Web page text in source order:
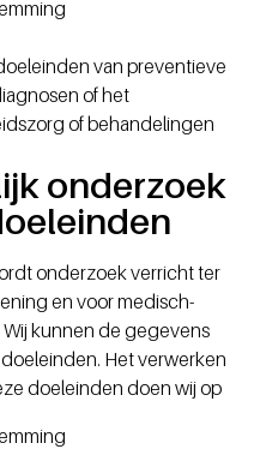
van preventieve
of het
of behandelingen
onderzoek
onderzoek verricht ter
en voor medisch-
kunnen de gegevens
Het verwerken
doeleinden doen wij op